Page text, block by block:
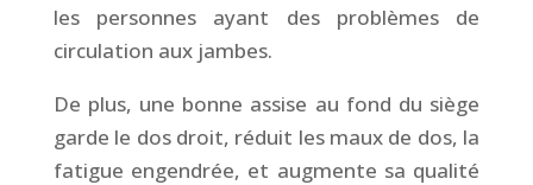
les personnes ayant des problèmes de
circulation aux jambes.
De plus, une bonne assise au fond du siège
garde le dos droit, réduit les maux de dos, la
fatigue engendrée, et augmente sa qualité